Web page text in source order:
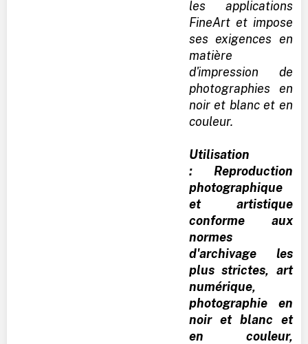
les applications
FineArt et impose
ses exigences en
matière
d'impression de
photographies en
noir et blanc et en
couleur.
Utilisation
: Reproduction
photographique
et artistique
conforme aux
normes
d'archivage les
plus strictes, art
numérique,
photographie en
noir et blanc et
en couleur,